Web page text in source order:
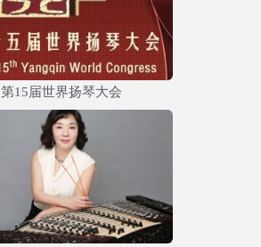
第15届世界扬琴大会